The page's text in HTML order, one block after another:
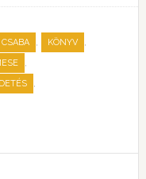
, KÖNYV ,
,
,